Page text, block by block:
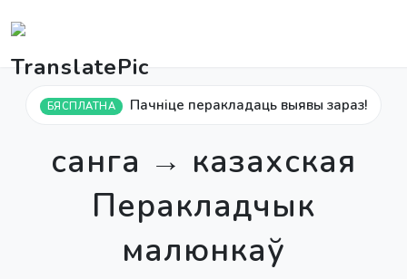
БЯСПЛАТНА Пачніце перакладаць выявы зараз!
санга → казахская
Перакладчык
малюнкаў